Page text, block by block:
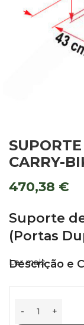
CARRY-
470,38 €
Suporte
(Portas
Descrição e
Suporte de
Ler mais